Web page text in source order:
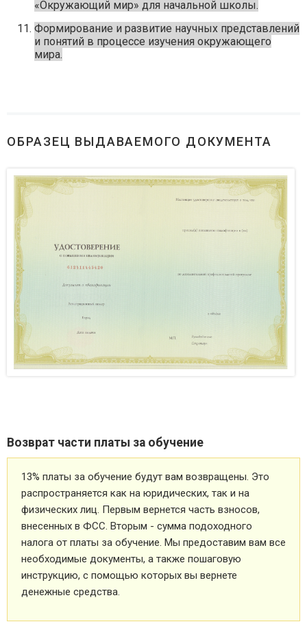
«Окружающий мир» для начальной школы.
Формирование и развитие научных представлений
и понятий в процессе изучения окружающего
мира.
ОБРАЗЕЦ ВЫДАВАЕМОГО ДОКУМЕНТА
Возврат части платы за обучение
13% платы за обучение будут вам возвращены. Это
распространяется как на юридических, так и на
физических лиц. Первым вернется часть взносов,
внесенных в ФСС. Вторым - сумма подоходного
налога от платы за обучение. Мы предоставим вам все
необходимые документы, а также пошаговую
инструкцию, с помощью которых вы вернете
денежные средства.